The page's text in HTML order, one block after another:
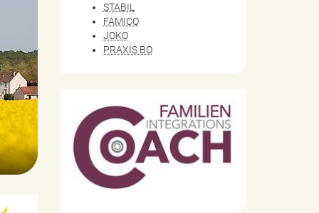
STABIL
FAMICO
JOKO
PRAXIS BO